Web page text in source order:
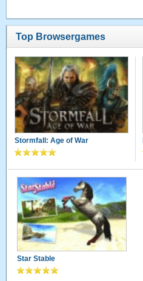
Top Browsergames
Stormfall: Age of War
Star Stable